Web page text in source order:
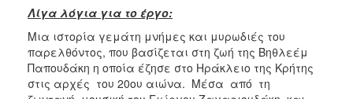
Λίγα λόγια για το έργο:
Μια ιστορία γεμάτη μνήμες και μυρωδιές του
παρελθόντος, που βασίζεται στη ζωή της Βηθλεέμ
Παπουδάκη η οποία έζησε στο Ηράκλειο της Κρήτης
στις αρχές του 20ου αιώνα. Μέσα από τη